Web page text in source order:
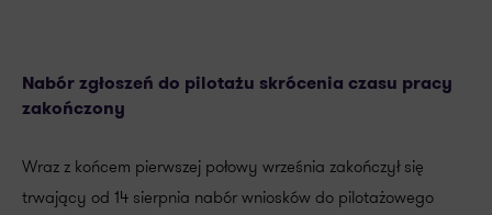
Nabór zgłoszeń do pilotażu skrócenia czasu pracy
zakończony
Wraz z końcem pierwszej połowy września zakończył się
trwający od 14 sierpnia nabór wniosków do pilotażowego